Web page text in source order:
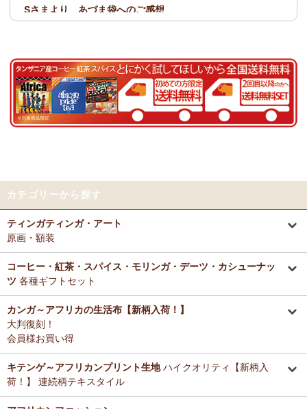
名ごとに2つのカテゴリーでご紹介します
→ 作家名 A―L
→ 作家名 M―Z
名ごとに2つのカテゴリーでご紹介します
→ 作家名 A―L
→ 作家名 M―Z
1/15：2026年 バラカの福袋≪数量限定で再販決定！≫
～アフリカングッズ満杯～1年間の感謝をこめて
12/25：ステッチVネック ノースリーブブラウス新入荷！～キテ
ンゲ◇ハイクオリティ◇で仕立てた新作登場！
12/25：マサイシュカ アフリカの布ページに新入荷！
マサイ民族のマント 軽くおしゃれなブランケット
12/25：ティンガティンガ・アート～シャターニ（アフリカの精
霊）の作品新入荷！
12/25：
12/20：2026年 バラカの福袋～2025.12/20（土）予約販売開始
～アフリカングッズ満杯～1年間の感謝をこめて
≪数量限定販売
≫
Sさまより あづま袋へのご感想
とても可愛く、着こなしのアクセントになります。軽くて丈夫なので
Nさまより 乳香フランキンセンスへのご感想
食べてみたくて買いました。青い皮の柑橘系の様な香りと木の様な形
容し難い香りがする、なんとも言えない香りです。
好きとか嫌いとかいう感覚よりも急に眠くなって来たので、リラック
スしているのを感じます。なんとなく、良いなぁ。
Tさまより カンガへのご感想
テーブルクロスとして使用中。大きさが少し違っていたりちょっと曲
っかりした良い生地です。一番心配だった洗濯ですが、ネットに入れ
て手洗いモードで洗濯機にかけ、終わったらすぐ干し、うちの場合は
色落ち、色移りなく大丈夫でした。洗濯ジワも殆どない（個人の感想
です！）のでノーアイロンで使用しています。
リビングが無地だらけなので、カンガのデザインがいいアクセントに
なりちょっと素敵空間に。
います。
Tさまより アジュワ・デーツへのご感想
高級ドライフルーツ、安価で買えてうれしいです。
カテゴリーから探す
ティンガティンガ・アート
原画・額装
コーヒー・紅茶・スパイス・モリンガ・デーツ・カシューナッ
ツ 各種ギフトセット
カンガ～アフリカの生活布【新柄入荷！】
大判復刻！
会員様お買い得
キテンゲ～アフリカンプリント生地ハイクオリティ【新柄入
荷！】 連続柄テキスタイル